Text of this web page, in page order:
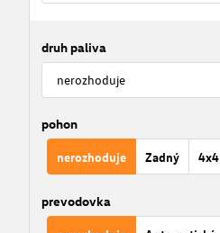
druh paliva
pohon
nerozhoduje Zadný 4x4
prevodovka